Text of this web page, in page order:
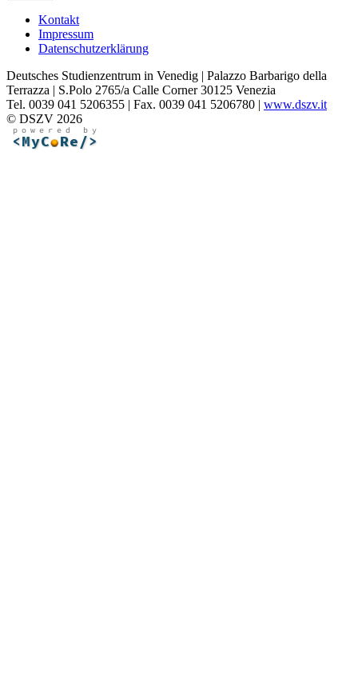
Kontakt
Impressum
Datenschutzerklärung
Deutsches Studienzentrum in Venedig | Palazzo Barbarigo della
Terrazza | S.Polo 2765/a Calle Corner 30125 Venezia
Tel. 0039 041 5206355 | Fax. 0039 041 5206780 | www.dszv.it
© DSZV 2026